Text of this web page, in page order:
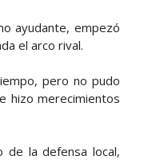
ayudante, empezó
el arco rival.
pero no pudo
hizo merecimientos
de la defensa local,